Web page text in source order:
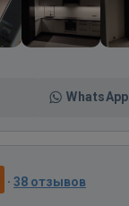
WhatsApp
· 38 отзывов